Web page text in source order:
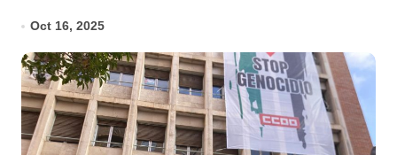
Oct 16, 2025